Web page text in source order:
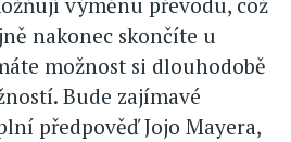
nakonec skončíte u
možnost si dlouhodobě
Bude zajímavé
předpověď Jojo Mayera,